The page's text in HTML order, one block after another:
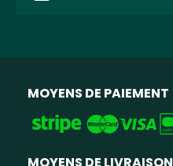
MOYENS DE PAIEMENT
MOYENS DE LIVRAISON